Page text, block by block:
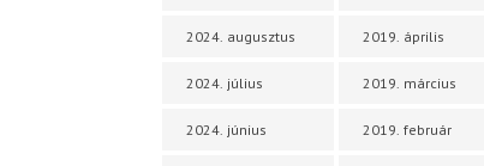
2024. augusztus
2024. július
2024. június
2019. április
2019. március
2019. február